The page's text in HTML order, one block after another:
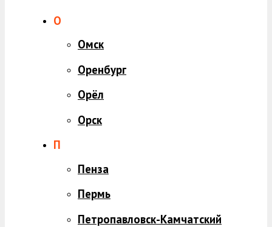
О
Омск
Оренбург
Орёл
Орск
П
Пенза
Пермь
Петропавловск-Камчатский